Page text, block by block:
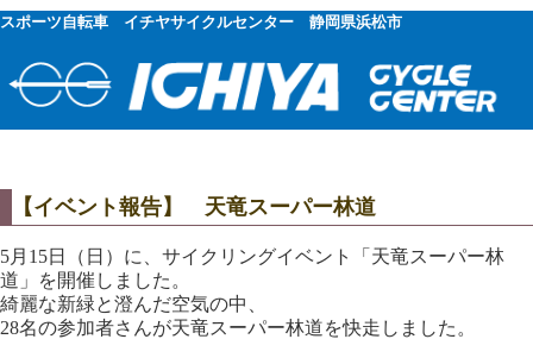
スポーツ自転車 イチヤサイクルセンター 静岡県浜松市
【イベント報告】 天竜スーパー林道
5月15日（日）に、サイクリングイベント「天竜スーパー林
道」を開催しました。
綺麗な新緑と澄んだ空気の中、
28名の参加者さんが天竜スーパー林道を快走しました。